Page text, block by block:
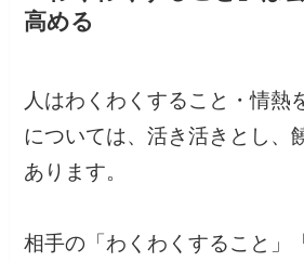
高める
人はわくわくすること・情熱
については、活き活きとし、
あります。
相手の「わくわくすること」